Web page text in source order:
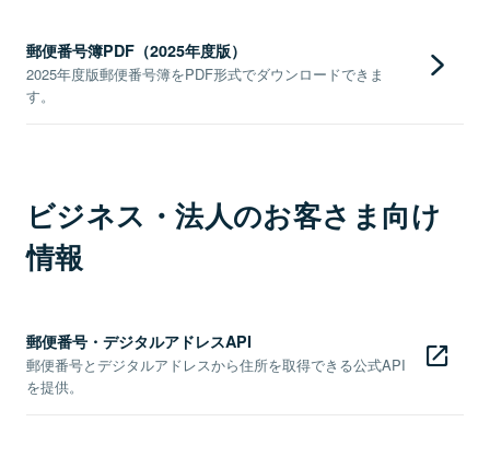
郵便番号簿PDF（2025年度版）
2025年度版郵便番号簿をPDF形式でダウンロードできま
す。
ビジネス・法人のお客さま向け
情報
郵便番号・デジタルアドレスAPI
郵便番号とデジタルアドレスから住所を取得できる公式API
を提供。